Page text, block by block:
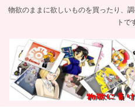
物欲のままに欲しいものを買ったり、
トで